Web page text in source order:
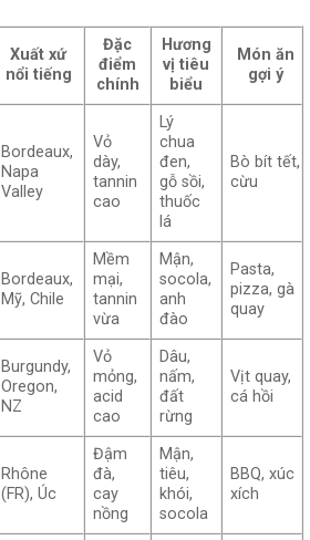
Xuất xứ
nổi tiếng
Đặc
điểm
chính
Hương
vị tiêu
biểu
Món ăn
gợi ý
Bordeaux,
Napa
Valley
Vỏ
dày,
tannin
cao
Lý
chua
đen,
gỗ sồi,
thuốc
lá
Bò bít tết,
cừu
Bordeaux,
Mỹ, Chile
Mềm
mại,
tannin
vừa
Mận,
socola,
anh
đào
Pasta,
pizza, gà
quay
Burgundy,
Oregon,
NZ
Vỏ
mỏng,
acid
cao
Dâu,
nấm,
đất
rừng
Vịt quay,
cá hồi
Rhône
(FR), Úc
Đậm
đà,
cay
nồng
Mận,
tiêu,
khói,
socola
BBQ, xúc
xích